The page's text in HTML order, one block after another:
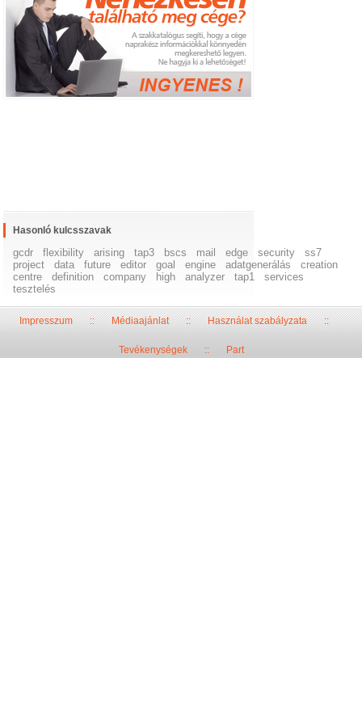
Hasonló kulcsszavak
gcdr flexibility arising tap3 bscs mail edge security
ss7
project
data future editor goal engine adatgenerálás
creation
centre
definition company high analyzer tap1
services
tesztelés
Impresszum::Médiaajánlat::Használat szabályzata::
Tevékenységek:: Part